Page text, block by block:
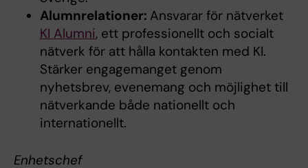
Alumnrelationer: Ansvarar för nätverket
KI Alumni, ett professionellt och socialt
nätverk för att hålla kontakten med KI.
Stärker engagemanget genom
nyhetsbrev, evenemang och möjlighet till
nätverkande både nationellt och
internationellt.
Enhetschef